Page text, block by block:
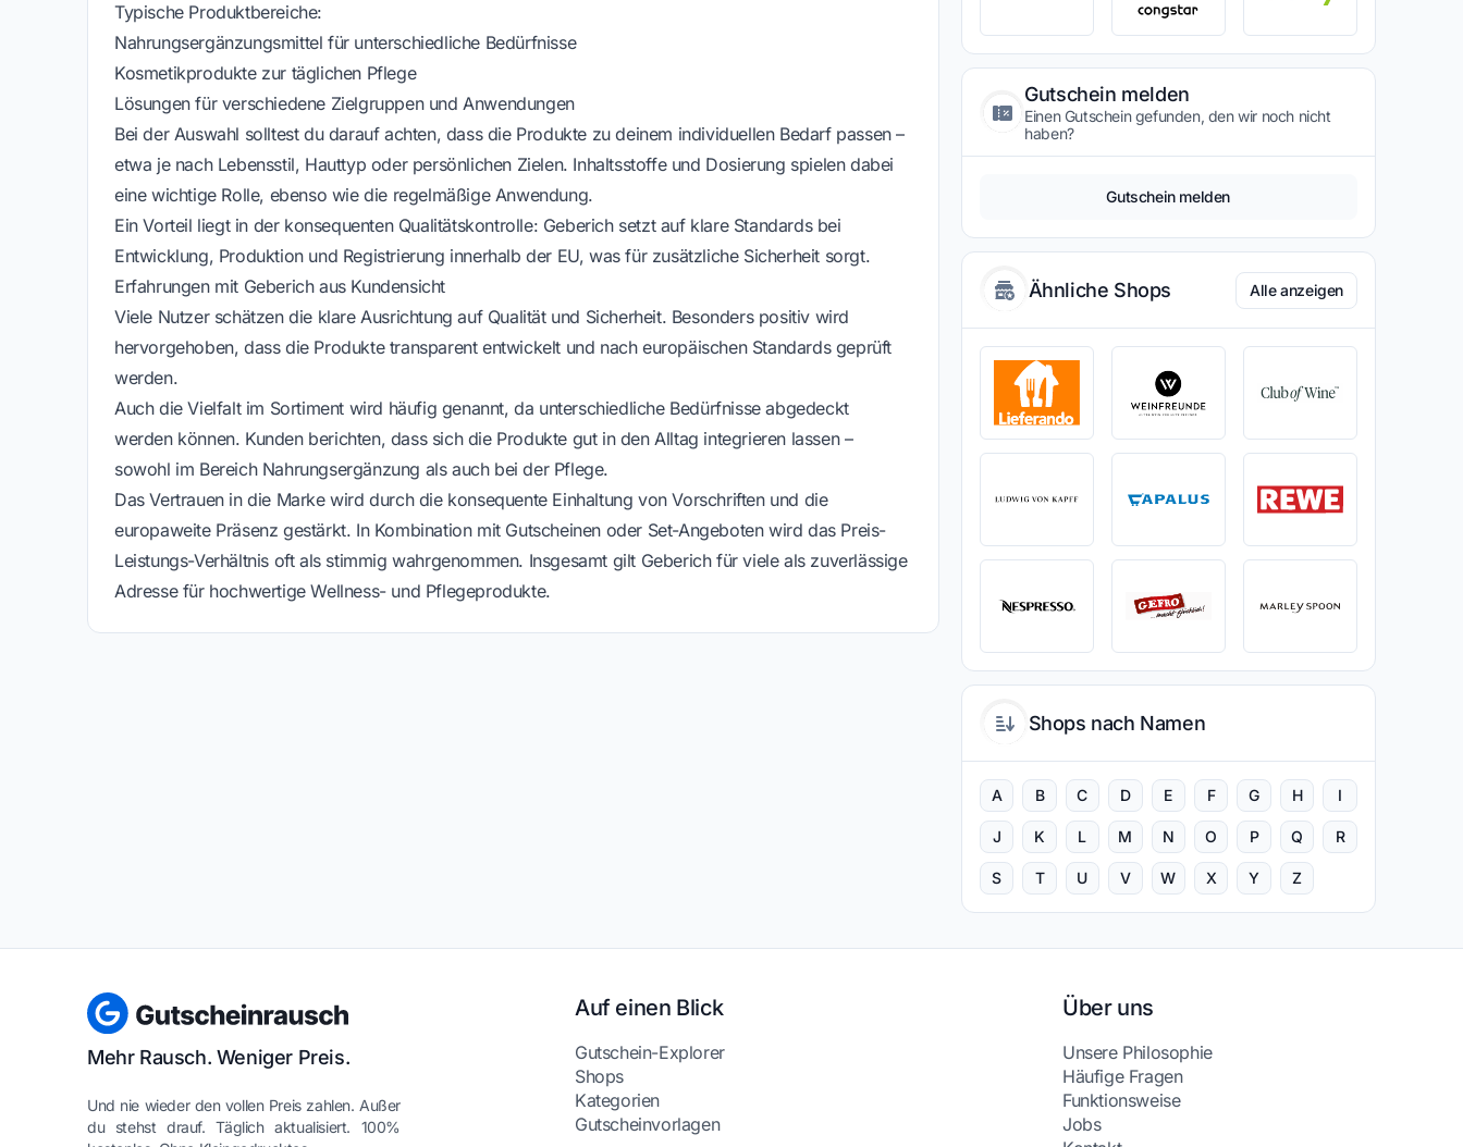
Typische Produktbereiche:
Nahrungsergänzungsmittel für unterschiedliche Bedürfnisse
Kosmetikprodukte zur täglichen Pflege
Lösungen für verschiedene Zielgruppen und Anwendungen
Bei der Auswahl solltest du darauf achten, dass die Produkte zu deinem individuellen Bedarf passen –
etwa je nach Lebensstil, Hauttyp oder persönlichen Zielen. Inhaltsstoffe und Dosierung spielen dabei
eine wichtige Rolle, ebenso wie die regelmäßige Anwendung.
Ein Vorteil liegt in der konsequenten Qualitätskontrolle: Geberich setzt auf klare Standards bei
Entwicklung, Produktion und Registrierung innerhalb der EU, was für zusätzliche Sicherheit sorgt.
Erfahrungen mit Geberich aus Kundensicht
Viele Nutzer schätzen die klare Ausrichtung auf Qualität und Sicherheit. Besonders positiv wird
hervorgehoben, dass die Produkte transparent entwickelt und nach europäischen Standards geprüft
werden.
Auch die Vielfalt im Sortiment wird häufig genannt, da unterschiedliche Bedürfnisse abgedeckt
werden können. Kunden berichten, dass sich die Produkte gut in den Alltag integrieren lassen –
sowohl im Bereich Nahrungsergänzung als auch bei der Pflege.
Das Vertrauen in die Marke wird durch die konsequente Einhaltung von Vorschriften und die
europaweite Präsenz gestärkt. In Kombination mit Gutscheinen oder Set-Angeboten wird das Preis-
Leistungs-Verhältnis oft als stimmig wahrgenommen. Insgesamt gilt Geberich für viele als zuverlässige
Adresse für hochwertige Wellness- und Pflegeprodukte.
Gutschein melden
Einen Gutschein gefunden, den wir noch nicht
haben?
Gutschein melden
Ähnliche Shops Alle anzeigen
Shops nach Namen
A B C D E F G H I
J K L M N O P Q R
S T U V W X Y Z
Mehr Rausch. Weniger Preis.
Und nie wieder den vollen Preis zahlen. Außer
du stehst drauf. Täglich aktualisiert. 100%
Auf einen Blick
Gutschein-Explorer
Shops
Kategorien
Gutscheinvorlagen
Über uns
Unsere Philosophie
Häufige Fragen
Funktionsweise
Jobs